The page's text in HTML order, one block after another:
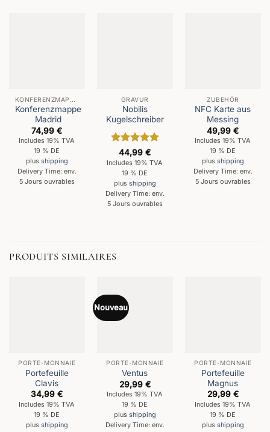
KONFERENZMAPPEN
Konferenzmappe
Madrid
74,99€
Includes 19% TVA
19 % DE
plus shipping
Delivery Time: env.
5 Jours ouvrables
GRAVUR
Nobilis
Kugelschreiber
Note5sur
5
44,99€
Includes 19% TVA
19 % DE
plus shipping
Delivery Time: env.
5 Jours ouvrables
ZUBEHÖR
NFC Karte aus
Messing
49,99€
Includes 19% TVA
19 % DE
plus shipping
Delivery Time: env.
5 Jours ouvrables
PRODUITS SIMILAIRES
PORTE-MONNAIE
Portefeuille
Clavis
34,99€
Includes 19% TVA
19 % DE
plus shipping
Nouveau
PORTE-MONNAIE
Ventus
29,99 €
Includes 19% TVA
19 % DE
plus shipping
Delivery Time: env.
PORTE-MONNAIE
Portefeuille
Magnus
29,99 €
Includes 19% TVA
19 % DE
plus shipping